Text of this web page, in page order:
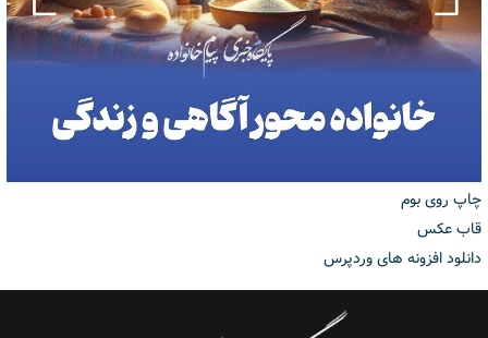
چاپ روی بوم
قاب عکس
دانلود افزونه های وردپرس